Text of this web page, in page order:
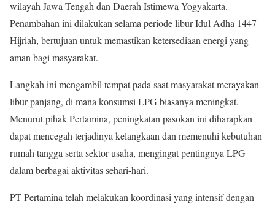
wilayah Jawa Tengah dan Daerah Istimewa Yogyakarta.
Penambahan ini dilakukan selama periode libur Idul Adha 1447
Hijriah, bertujuan untuk memastikan ketersediaan energi yang
aman bagi masyarakat.
Langkah ini mengambil tempat pada saat masyarakat merayakan
libur panjang, di mana konsumsi LPG biasanya meningkat.
Menurut pihak Pertamina, peningkatan pasokan ini diharapkan
dapat mencegah terjadinya kelangkaan dan memenuhi kebutuhan
rumah tangga serta sektor usaha, mengingat pentingnya LPG
dalam berbagai aktivitas sehari-hari.
PT Pertamina telah melakukan koordinasi yang intensif dengan